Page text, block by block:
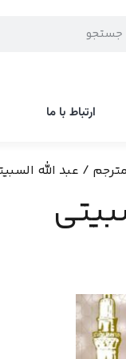
ارتباط با ما
/ عبد الله